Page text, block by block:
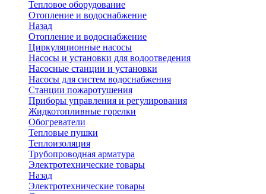
Тепловое оборудование
Отопление и водоснабжение
Назад
Отопление и водоснабжение
Циркуляционные насосы
Насосы и установки для водоотведения
Насосные станции и установки
Насосы для систем водоснабжения
Станции пожаротушения
Приборы управления и регулирования
Жидкотопливные горелки
Обогреватели
Тепловые пушки
Теплоизоляция
Трубопроводная арматура
Электротехнические товары
Назад
Электротехнические товары